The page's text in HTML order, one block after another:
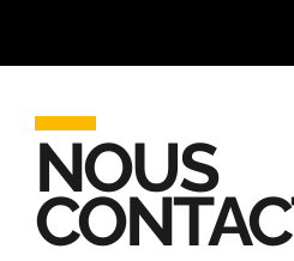
NOUS